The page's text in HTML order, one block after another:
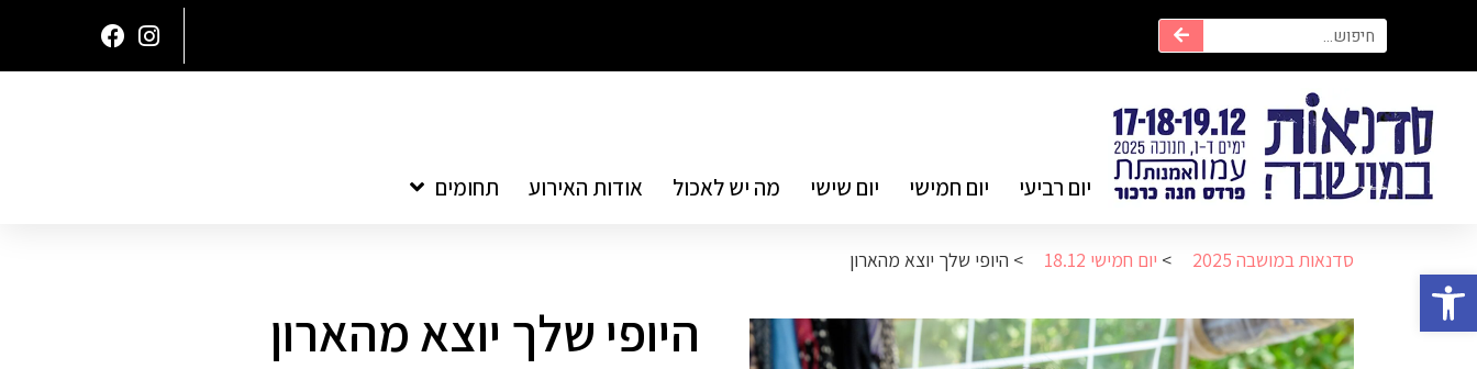
פתח סרגל נגישות
יום רביעי יום חמישי יום שישי מה יש לאכול אודות האירוע תחומים
סדנאות במושבה 2025 > יום חמישי 18.12 > היופי שלך יוצא מהארון
היופי שלך יוצא מהארון